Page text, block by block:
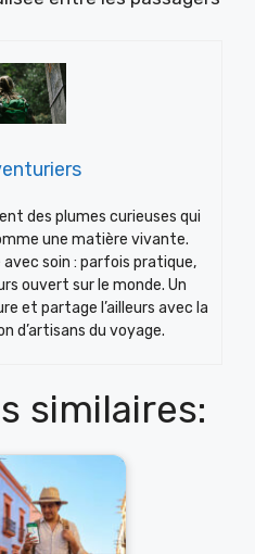
des plumes curieuses qui
une matière vivante.
soin : parfois pratique,
ouvert sur le monde. Un
et partage l’ailleurs avec la
d’artisans du voyage.
similaires: